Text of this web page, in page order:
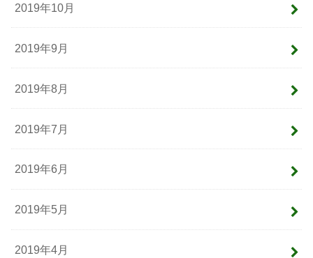
2019年10月
2019年9月
2019年8月
2019年7月
2019年6月
2019年5月
2019年4月